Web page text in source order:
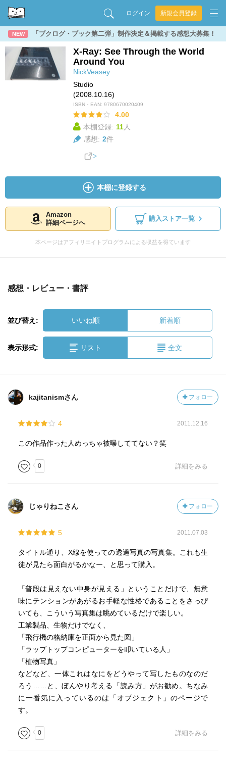
ログイン 新規会員登録
NEW 「ブクログ・ブック第二弾」制作決定＆掲載する感想大募集！
X-Ray: See Through the World
Around You
NickVeasey
Studio
(2008.10.16)
ISBN・EAN: 9780670020409
4.00
本棚登録: 11人
感想: 2件
本棚に登録する
Amazon
詳細ページへ
購入ストア一覧
本ページはアフィリエイトプログラムによる収益を得ています
感想・レビュー・書評
並び替え: いいね順 新着順
表示形式: リスト 全文
kajitanismさん フォロー
4 2011.12.16
この作品作った人めっちゃ被曝しててない？笑
0 詳細をみる
じゃりねこさん フォロー
5 2011.07.03
タイトル通り、X線を使っての透過写真の写真集。これも生
徒が見たら面白がるかなー、と思って購入。
「普段は見えない中身が見える」ということだけで、無意
味にテンションがあがるお手軽な性格であることをさっぴ
いても、こういう写真集は眺めているだけで楽しい。
工業製品、生物だけでなく、
「飛行機の格納庫を正面から見た図」
「ラップトップコンピューターを叩いている人」
「植物写真」
などなど、一体これはなにをどうやって写したものなのだ
ろう……と、ぼんやり考える「読み方」がお勧め。ちなみ
に一番気に入っているのは「オブジェクト」のページで
す。
0 詳細をみる